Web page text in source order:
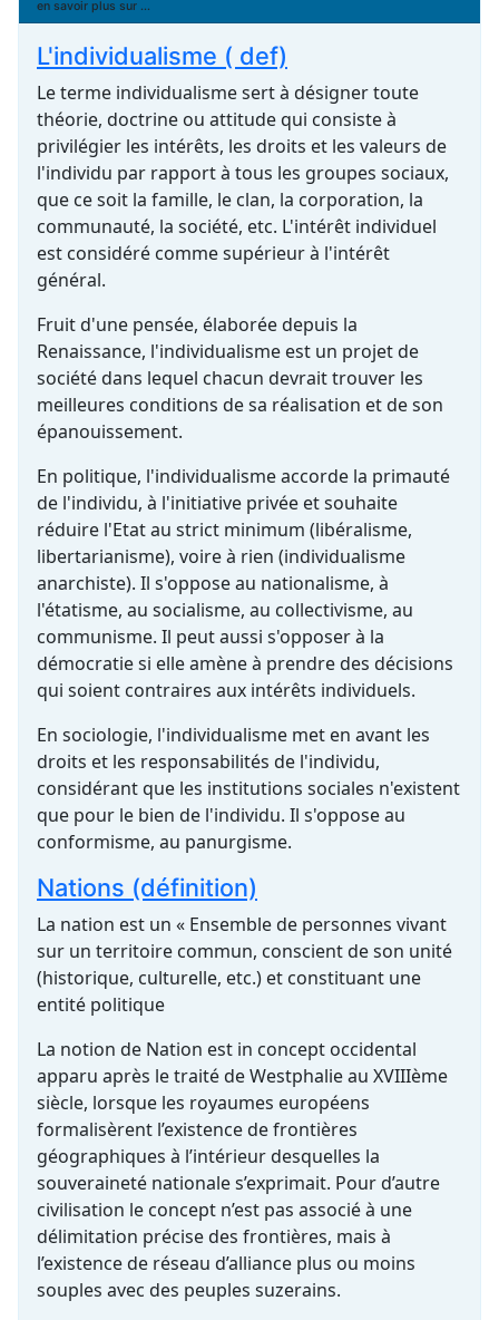
en savoir plus sur ...
L'individualisme ( def)
Le terme individualisme sert à désigner toute
théorie, doctrine ou attitude qui consiste à
privilégier les intérêts, les droits et les valeurs de
l'individu par rapport à tous les groupes sociaux,
que ce soit la famille, le clan, la corporation, la
communauté, la société, etc. L'intérêt individuel
est considéré comme supérieur à l'intérêt
général.
Fruit d'une pensée, élaborée depuis la
Renaissance, l'individualisme est un projet de
société dans lequel chacun devrait trouver les
meilleures conditions de sa réalisation et de son
épanouissement.
En politique, l'individualisme accorde la primauté
de l'individu, à l'initiative privée et souhaite
réduire l'Etat au strict minimum (libéralisme,
libertarianisme), voire à rien (individualisme
anarchiste). Il s'oppose au nationalisme, à
l'étatisme, au socialisme, au collectivisme, au
communisme. Il peut aussi s'opposer à la
démocratie si elle amène à prendre des décisions
qui soient contraires aux intérêts individuels.
En sociologie, l'individualisme met en avant les
droits et les responsabilités de l'individu,
considérant que les institutions sociales n'existent
que pour le bien de l'individu. Il s'oppose au
conformisme, au panurgisme.
Nations (définition)
La nation est un « Ensemble de personnes vivant
sur un territoire commun, conscient de son unité
(historique, culturelle, etc.) et constituant une
entité politique
La notion de Nation est in concept occidental
apparu après le traité de Westphalie au XVIIIème
siècle, lorsque les royaumes européens
formalisèrent l’existence de frontières
géographiques à l’intérieur desquelles la
souveraineté nationale s’exprimait. Pour d’autre
civilisation le concept n’est pas associé à une
délimitation précise des frontières, mais à
l’existence de réseau d’alliance plus ou moins
souples avec des peuples suzerains.